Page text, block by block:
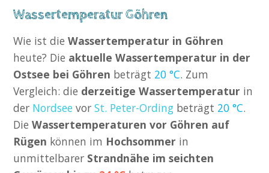
Wassertemperatur Göhren
Wie ist dieWassertemperatur in Göhren
heute? Die aktuelle Wassertemperatur in der
Ostsee bei Göhren beträgt 20 °C. Zum
Vergleich: die derzeitige Wassertemperatur in
der Nordsee vorSt. Peter-Ording beträgt 20 °C.
DieWassertemperaturen vor Göhren auf
Rügen können im Hochsommer in
unmittelbarer Strandnähe im seichten